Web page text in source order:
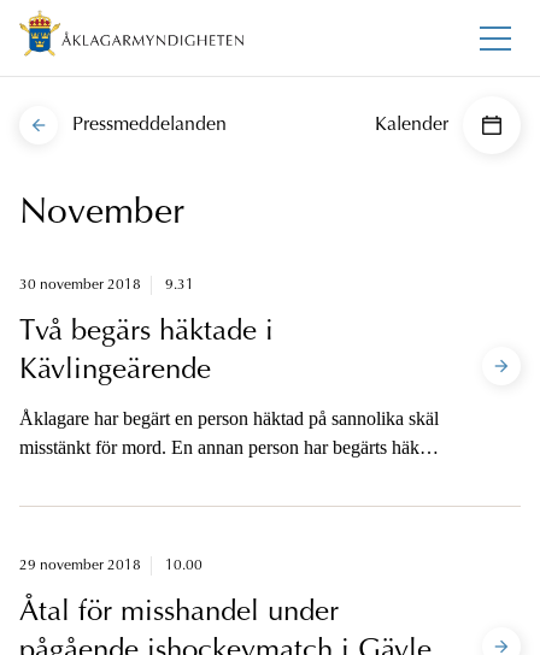
Pressmeddelanden Kalender
November
30 november 2018 9.31
Två begärs häktade i
Kävlingeärende
Åklagare har begärt en person häktad på sannolika skäl
misstänkt för mord. En annan person har begärts häktad
29 november 2018 10.00
Åtal för misshandel under